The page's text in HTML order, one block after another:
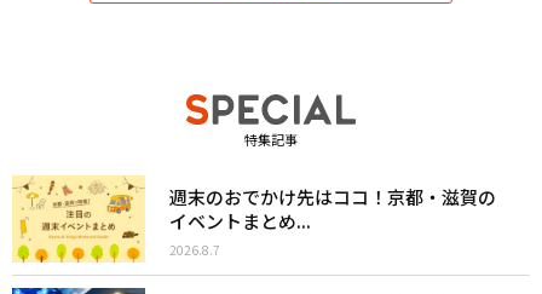
特集記事
週末のおでかけ先はココ！京都・滋賀の
イベントまとめ...
2026.8.7